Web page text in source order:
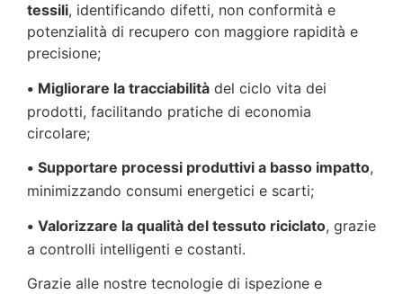
tessili, identificando difetti, non conformità e
potenzialità di recupero con maggiore rapidità e
precisione;
• Migliorare la tracciabilità del ciclo vita dei
prodotti, facilitando pratiche di economia
circolare;
• Supportare processi produttivi a basso impatto,
minimizzando consumi energetici e scarti;
• Valorizzare la qualità del tessuto riciclato, grazie
a controlli intelligenti e costanti.
Grazie alle nostre tecnologie di ispezione e